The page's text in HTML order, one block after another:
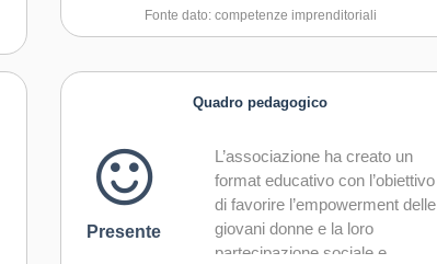
in azioni
Capacità di riflessione critica e
Capacità di lavorare sia in
modalità collaborativa in gruppo
sia in maniera autonoma
Fonte dato: competenze imprenditoriali
Quadro pedagogico
Presente
L’associazione ha creato un
format educativo con l’obiettivo
di favorire l’empowerment delle
giovani donne e la loro
partecipazione sociale e